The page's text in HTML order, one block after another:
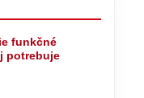
funkčné
potrebuje